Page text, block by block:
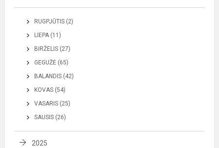
RUGPJŪTIS (2)
LIEPA (11)
BIRŽELIS (27)
GEGUŽĖ (65)
BALANDIS (42)
KOVAS (54)
VASARIS (25)
SAUSIS (26)
2025